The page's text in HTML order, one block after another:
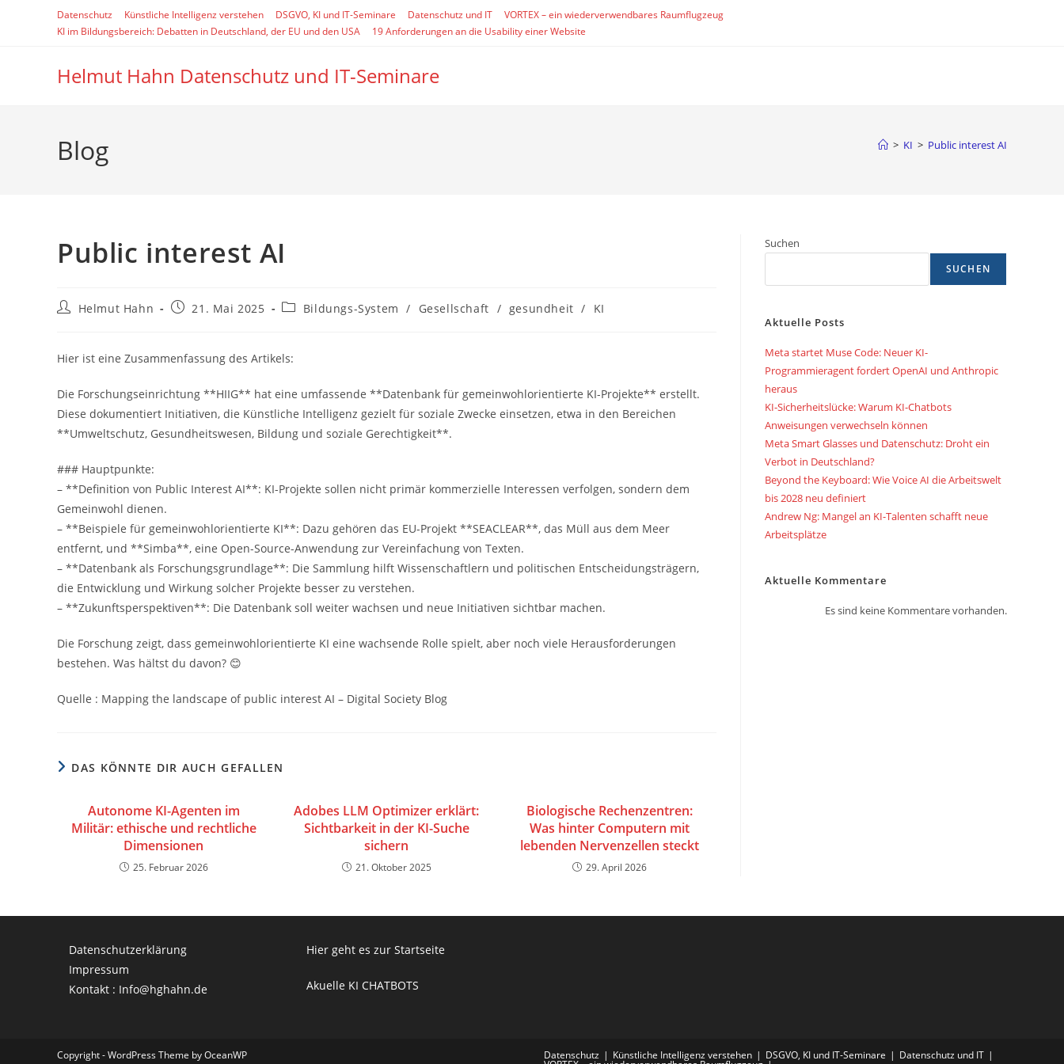
Datenschutz Künstliche Intelligenz verstehen DSGVO, KI und IT-Seminare Datenschutz und IT
VORTEX – ein wiederverwendbares Raumflugzeug
KI im Bildungsbereich: Debatten in Deutschland, der EU und den USA
19 Anforderungen an die Usability einer Website
Helmut Hahn Datenschutz und IT-Seminare
Blog > KI > Public interest AI
Public interest AI
Beitrags-
Helmut Hahn
Beitrag21. Mai 2025
Beitrags-
Bildungs-System / Gesellschaft / gesundheit / KI
Hier ist eine Zusammenfassung des Artikels:
Die Forschungseinrichtung **HIIG** hat eine umfassende **Datenbank für gemeinwohlorientierte KI-Projekte** erstellt.
Diese dokumentiert Initiativen, die Künstliche Intelligenz gezielt für soziale Zwecke einsetzen, etwa in den Bereichen
**Umweltschutz, Gesundheitswesen, Bildung und soziale Gerechtigkeit**.
### Hauptpunkte:
– **Definition von Public Interest AI**: KI-Projekte sollen nicht primär kommerzielle Interessen verfolgen, sondern dem
Gemeinwohl dienen.
– **Beispiele für gemeinwohlorientierte KI**: Dazu gehören das EU-Projekt **SEACLEAR**, das Müll aus dem Meer
entfernt, und **Simba**, eine Open-Source-Anwendung zur Vereinfachung von Texten.
– **Datenbank als Forschungsgrundlage**: Die Sammlung hilft Wissenschaftlern und politischen Entscheidungsträgern,
die Entwicklung und Wirkung solcher Projekte besser zu verstehen.
– **Zukunftsperspektiven**: Die Datenbank soll weiter wachsen und neue Initiativen sichtbar machen.
Die Forschung zeigt, dass gemeinwohlorientierte KI eine wachsende Rolle spielt, aber noch viele Herausforderungen
bestehen. Was hältst du davon? 😊
Quelle : Mapping the landscape of public interest AI – Digital Society Blog
DAS KÖNNTE DIR AUCH GEFALLEN
Autonome KI-Agenten im
Militär: ethische und rechtliche
Dimensionen
25. Februar 2026
Adobes LLM Optimizer erklärt:
Sichtbarkeit in der KI-Suche
sichern
21. Oktober 2025
Biologische Rechenzentren:
Was hinter Computern mit
lebenden Nervenzellen steckt
29. April 2026
Suchen
SUCHEN
Aktuelle Posts
Meta startet Muse Code: Neuer KI-
Programmieragent fordert OpenAI und Anthropic
heraus
KI-Sicherheitslücke: Warum KI-Chatbots
Anweisungen verwechseln können
Meta Smart Glasses und Datenschutz: Droht ein
Verbot in Deutschland?
Beyond the Keyboard: Wie Voice AI die Arbeitswelt
bis 2028 neu definiert
Andrew Ng: Mangel an KI-Talenten schafft neue
Arbeitsplätze
Aktuelle Kommentare
Es sind keine Kommentare vorhanden.
Datenschutzerklärung
Impressum
Kontakt : Info@hghahn.de
Hier geht es zur Startseite
Akuelle KI CHATBOTS
Datenschutz Künstliche Intelligenz verstehen DSGVO, KI und IT-Seminare Datenschutz und IT
Copyright - WordPress Theme by OceanWP